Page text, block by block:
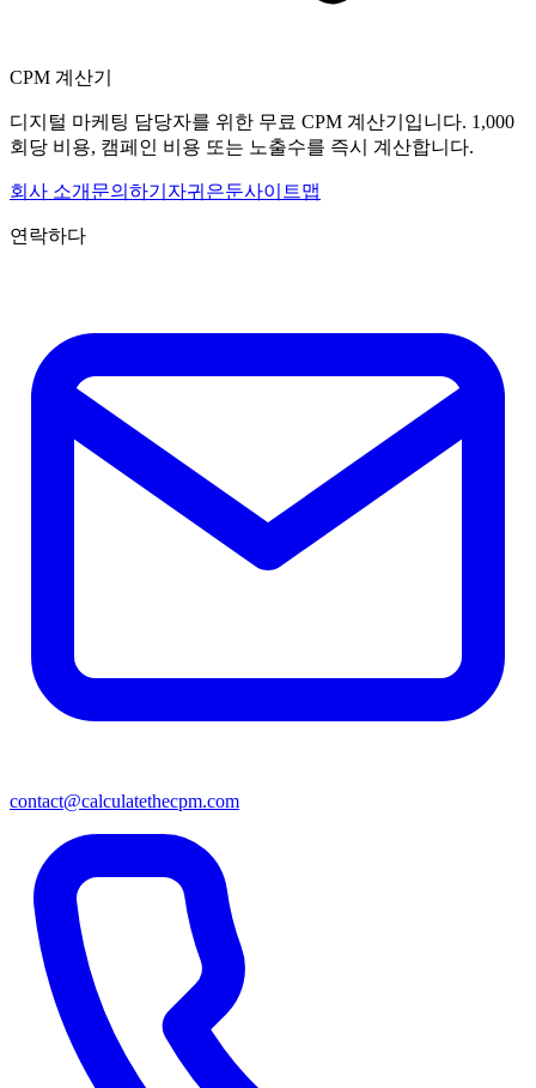
CPM 계산기
디지털 마케팅 담당자를 위한 무료 CPM 계산기입니다. 1,000
회당 비용, 캠페인 비용 또는 노출수를 즉시 계산합니다.
회사 소개 문의하기 자귀 은둔사이트맵
연락하다
contact@calculatethecpm.com